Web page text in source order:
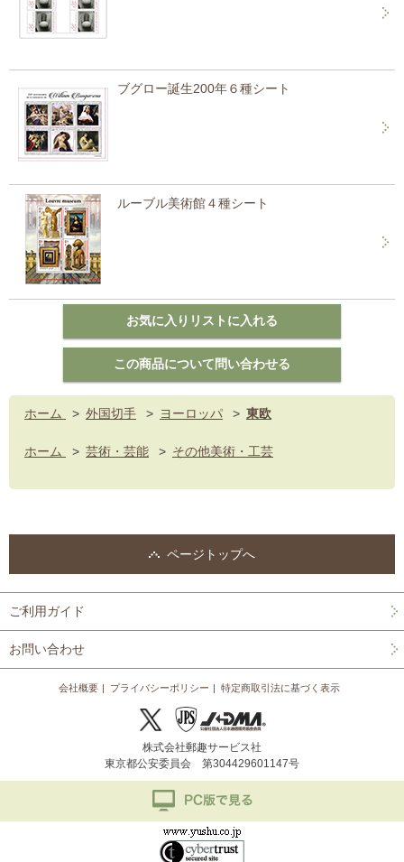
ブグロー誕生200年６種シート
ルーブル美術館４種シート
ホーム > 外国切手 > ヨーロッパ > 東欧
ホーム > 芸術・芸能 > その他美術・工芸
ページトップへ
ご利用ガイド
お問い合わせ
会社概要 プライバシーポリシー 特定商取引法に基づく表示
株式会社郵趣サービス社
東京都公安委員会 第304429601147号